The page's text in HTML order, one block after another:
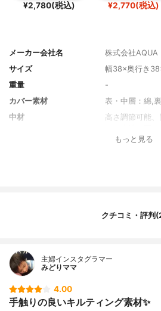
¥2,780(税込) ¥2,770(税込)
メーカー会社名
株式会社AQUA
サイズ
幅38×奥行き
重量
-
カバー素材
表・中層：綿,
中材
高さ調節可能
ポリエステル,
もっと見る
クチコミ・評判
主婦インスタグラマー
みどりママ
4.00
手触りの良いキルティング素材✨